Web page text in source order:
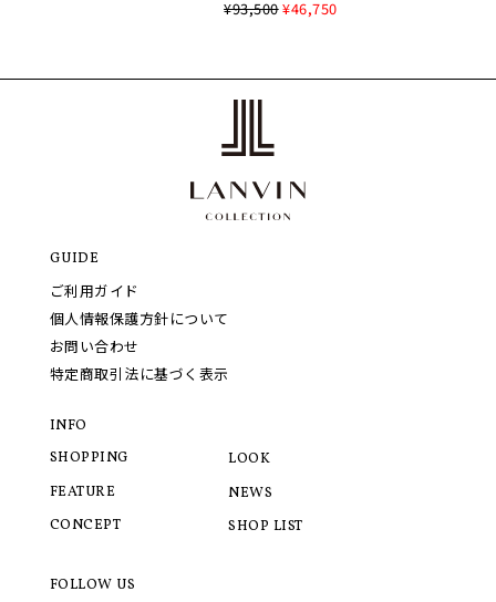
¥93,500¥46,750
GUIDE
ご利用ガイド
個人情報保護方針について
お問い合わせ
特定商取引法に基づく表示
INFO
SHOPPING
FEATURE
CONCEPT
LOOK
NEWS
SHOP LIST
FOLLOW US